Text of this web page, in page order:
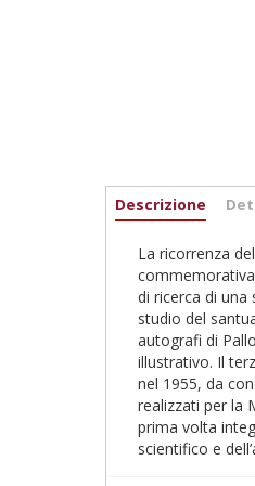
Descrizione (active
La ricorrenza
di ricerca di
studio del
autografi di
illustrativo. Il
nel 1955, da
realizzati per la
prima volta
scientifico e